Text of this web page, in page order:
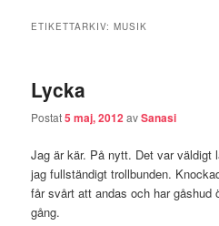
ETIKETTARKIV:MUSIK
Lycka
Postat5 maj, 2012avSanasi
Jag är kär. På nytt. Det var väldigt
jag fullständigt trollbunden.
får svårt att andas och har gåshud
gång.